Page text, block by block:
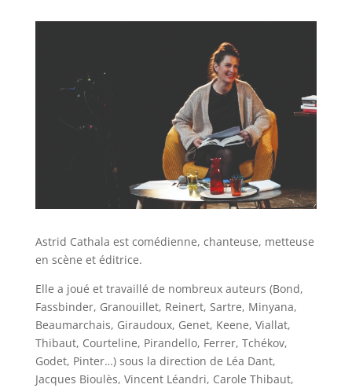
Astrid Cathala est comédienne, chanteuse, metteuse
en scène et éditrice.
Elle a joué et travaillé de nombreux auteurs (Bond,
Fassbinder, Granouillet, Reinert, Sartre, Minyana,
Beaumarchais, Giraudoux, Genet, Keene, Viallat,
Thibaut, Courteline, Pirandello, Ferrer, Tchékov,
Godet, Pinter…) sous la direction de Léa Dant,
Jacques Bioulès, Vincent Léandri, Carole Thibaut,